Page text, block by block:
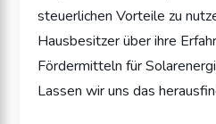
steuerlichen Vorteile zu
Hausbesitzer über ihre
Fördermitteln für
Lassen wir uns das